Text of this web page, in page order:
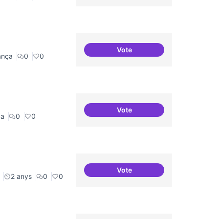
0 0
Votedecidim.canodrom
0 0
VotePilot guifinet nivell ciutat
2 anys 0 0
VotePrograma cultural a nivell